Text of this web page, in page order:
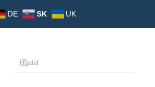
DE SK UK